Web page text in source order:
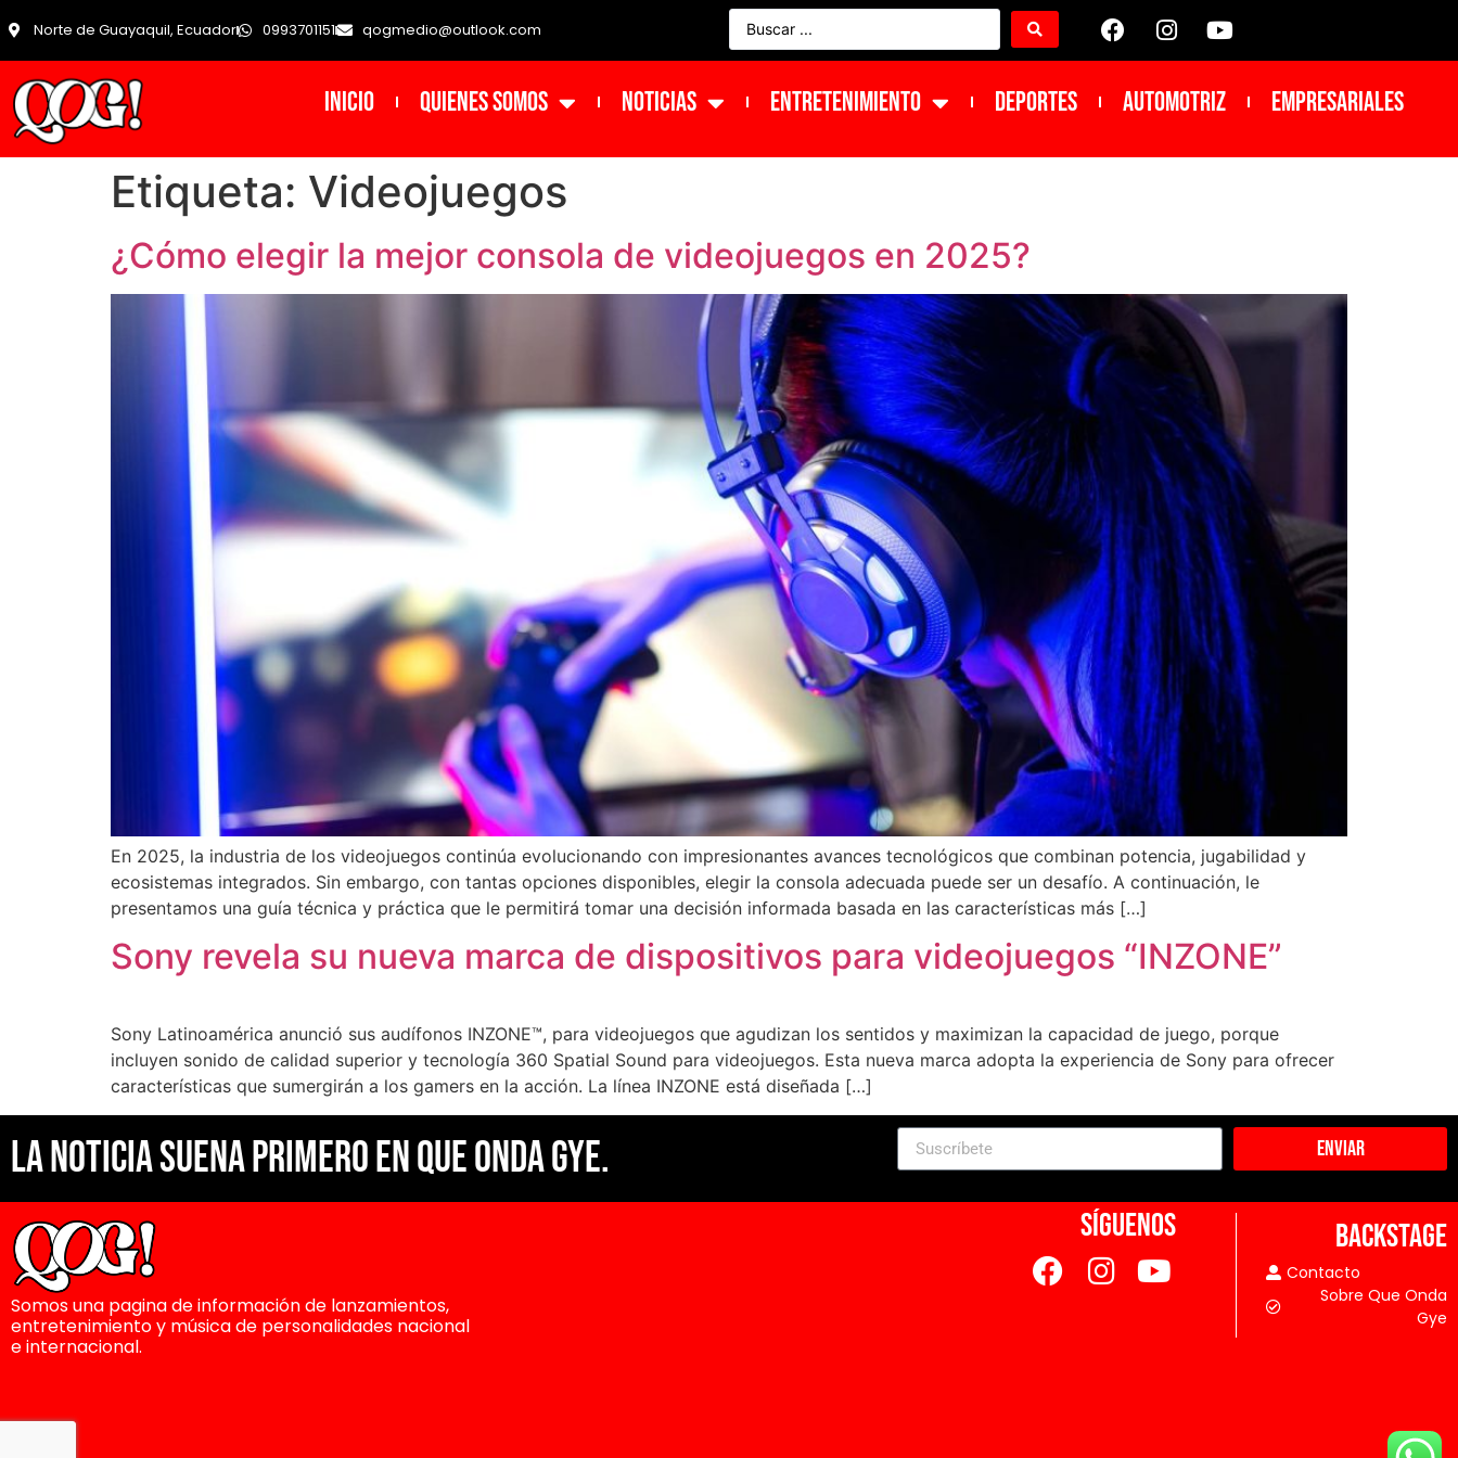
Norte de Guayaquil, Ecuador 0993701151 qogmedio@outlook.com
INICIO Quienes Somos NOTICIAS ENTRETENIMIENTO DEPORTES Automotriz Empresariales
Etiqueta: Videojuegos
¿Cómo elegir la mejor consola de videojuegos en 2025?
En 2025, la industria de los videojuegos continúa evolucionando con impresionantes avances tecnológicos que combinan potencia, jugabilidad y
ecosistemas integrados. Sin embargo, con tantas opciones disponibles, elegir la consola adecuada puede ser un desafío. A continuación, le
presentamos una guía técnica y práctica que le permitirá tomar una decisión informada basada en las características más […]
Sony revela su nueva marca de dispositivos para videojuegos “INZONE”
Sony Latinoamérica anunció sus audífonos INZONE™, para videojuegos que agudizan los sentidos y maximizan la capacidad de juego, porque
incluyen sonido de calidad superior y tecnología 360 Spatial Sound para videojuegos. Esta nueva marca adopta la experiencia de Sony para ofrecer
características que sumergirán a los gamers en la acción. La línea INZONE está diseñada […]
La noticia suena primero en Que Onda Gye. Enviar
Somos una pagina de información de lanzamientos,
entretenimiento y música de personalidades nacional
e internacional.
SÍGUENOS BACKSTAGE
Contacto
Sobre Que Onda
Gye